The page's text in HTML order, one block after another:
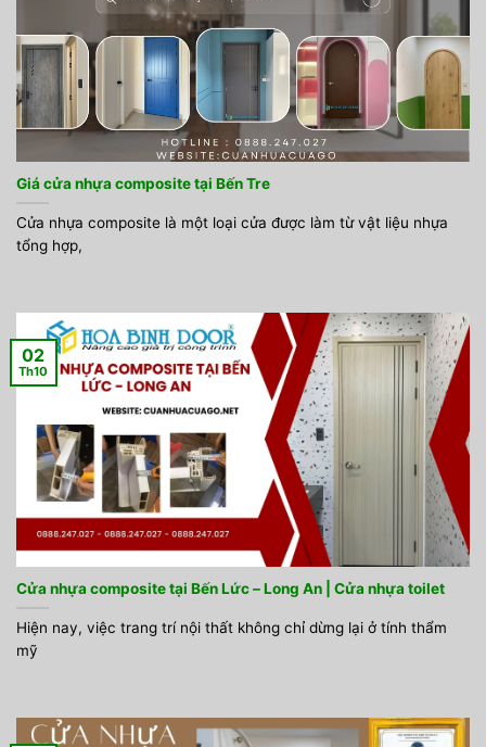
Giá cửa nhựa composite tại Bến Tre
Cửa nhựa composite là một loại cửa được làm từ vật liệu nhựa
tổng hợp,
Cửa nhựa composite tại Bến Lức – Long An | Cửa nhựa toilet
Hiện nay, việc trang trí nội thất không chỉ dừng lại ở tính thẩm
mỹ
02
Th10